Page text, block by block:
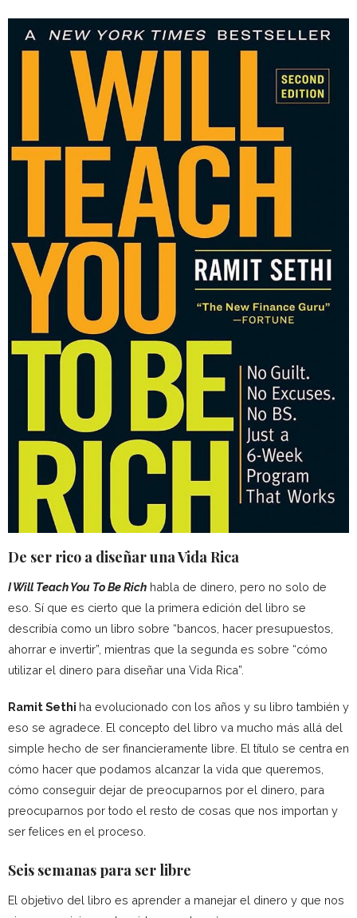
De ser rico a diseñar una Vida Rica
I Will Teach You To Be Rich habla de dinero, pero no solo de
eso. Sí que es cierto que la primera edición del libro se
describía como un libro sobre “bancos, hacer presupuestos,
ahorrar e invertir”, mientras que la segunda es sobre “cómo
utilizar el dinero para diseñar una Vida Rica”.
Ramit Sethi ha evolucionado con los años y su libro también y
eso se agradece. El concepto del libro va mucho más allá del
simple hecho de ser financieramente libre. El título se centra en
cómo hacer que podamos alcanzar la vida que queremos,
cómo conseguir dejar de preocuparnos por el dinero, para
preocuparnos por todo el resto de cosas que nos importan y
ser felices en el proceso.
Seis semanas para ser libre
El objetivo del libro es aprender a manejar el dinero y que nos